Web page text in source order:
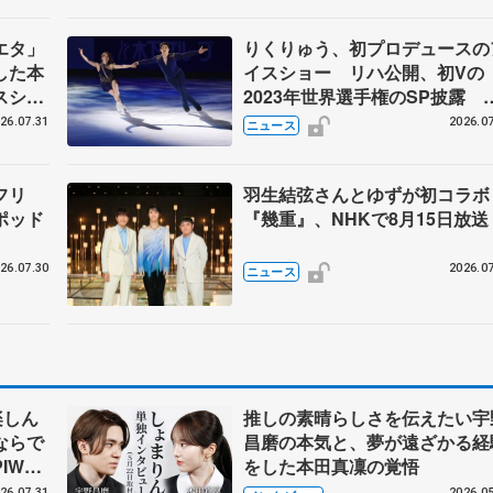
」
た本
ショ
りくりゅう、初プロデュース
イスショー リハ公開、初Vの
2023年世界選手権のSP披露
ゼボロ、チョクベイら豪華メ
ーが来日
ニュース
リ
ッド
羽生結弦さんとゆずが初コラ
『幾重』、NHKで8月15日放送
ニュース
ん
らで
前
推しの素晴らしさを伝えたい
昌磨の本気と、夢が遠ざかる
をした本田真凜の覚悟